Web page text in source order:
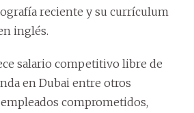
reciente y su currículum
inglés.
salario competitivo libre de
en Dubai entre otros
comprometidos,